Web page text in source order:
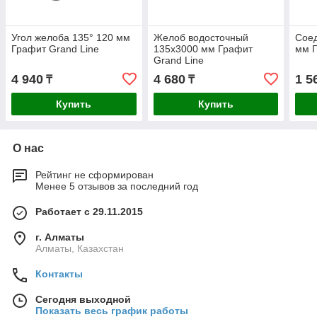
Угол желоба 135° 120 мм
Графит Grand Line
4 940 ₸
Купить
Желоб водосточный
135x3000 мм Графит
Grand Line
4 680₸
Купить
мм
1
О нас
Рейтинг не сформирован
Менее 5 отзывов за последний год
Работает с 29.11.2015
г. Алматы
Алматы, Казахстан
Контакты
Сегодня выходной
Показать весь график работы